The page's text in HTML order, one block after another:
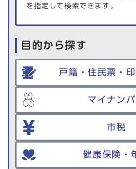
を指定して検索できます。
目的から探す
戸籍・住民票・
マイナンバ
市税
健康保険・